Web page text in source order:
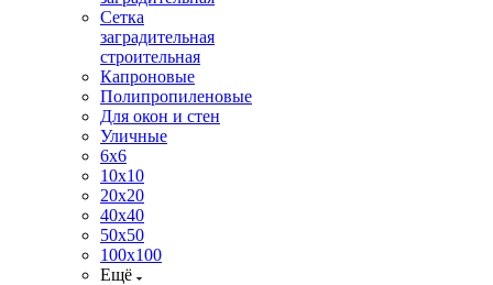
Сетка
заградительная
строительная
Капроновые
Полипропиленовые
Для окон и стен
Уличные
6х6
10х10
20х20
40х40
50х50
100х100
Ещё